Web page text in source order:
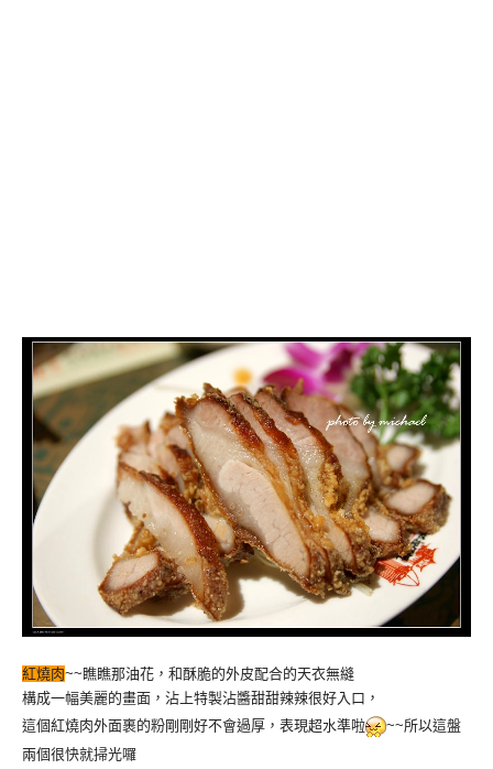
紅燒肉~~瞧瞧那油花，和酥脆的外皮配合的天衣無縫
構成一幅美麗的畫面，沾上特製沾醬甜甜辣辣很好入口，
這個紅燒肉外面裹的粉剛剛好不會過厚，表現超水準啦
~~所以這盤
兩個很快就掃光囉